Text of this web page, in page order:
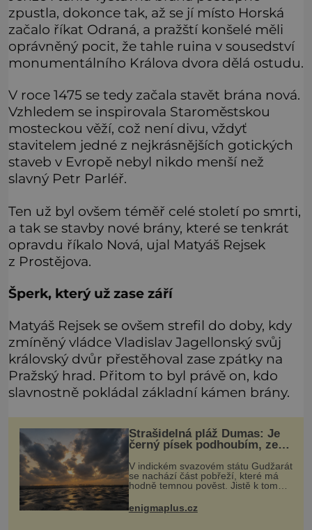
zpustla, dokonce tak, až se jí místo Horská
začalo říkat Odraná, a pražští konšelé měli
oprávněný pocit, že tahle ruina v sousedství
monumentálního Králova dvora dělá ostudu.
V roce 1475 se tedy začala stavět brána nová.
Vzhledem se inspirovala Staroměstskou
mosteckou věží, což není divu, vždyť
stavitelem jedné z nejkrásnějších gotických
staveb v Evropě nebyl nikdo menší než
slavný Petr Parléř.
Ten už byl ovšem téměř celé století po smrti,
a tak se stavby nové brány, které se tenkrát
opravdu říkalo Nová, ujal Matyáš Rejsek
z Prostějova.
Šperk, který už zase září
Matyáš Rejsek se ovšem strefil do doby, kdy
zmíněný vládce Vladislav Jagellonský svůj
královský dvůr přestěhoval zase zpátky na
Pražský hrad. Přitom to byl právě on, kdo
slavnostně pokládal základní kámen brány.
Strašidelná pláž Dumas: Je
černý písek podhoubím, ze
V indickém svazovém státu Gudžarát
se nachází část pobřeží, které má
hodně temnou pověst. Jistě k tomu
přispívá i černý písek této pláže.
Proč má pláž takové netypické
zbarvení? Nakolik jsou pravdivé
enigmaplus.cz